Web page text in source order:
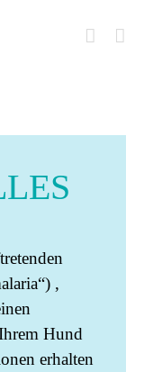
,
Hund
erhalten